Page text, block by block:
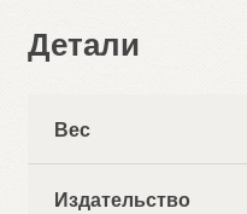
Детали
Вес
Издательство